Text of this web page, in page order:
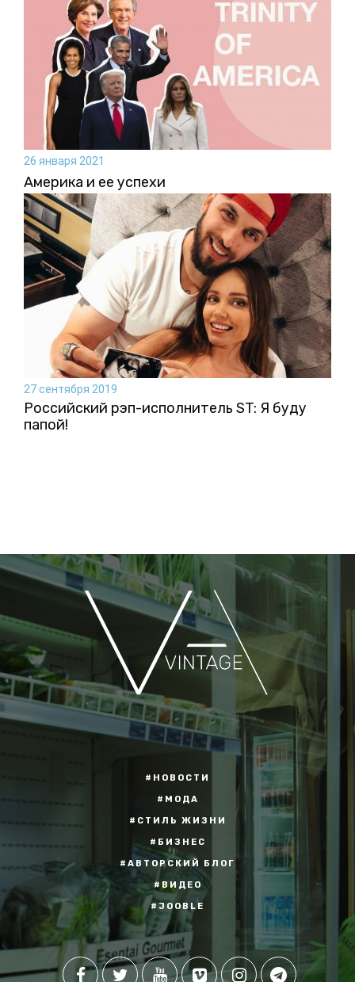
26 января 2021
Америка и ее успехи
27 сентября 2019
Российский рэп-исполнитель ST: Я буду
папой!
#НОВОСТИ
#МОДА
#СТИЛЬ ЖИЗНИ
#БИЗНЕС
#АВТОРСКИЙ БЛОГ
#ВИДЕО
#JOOBLE